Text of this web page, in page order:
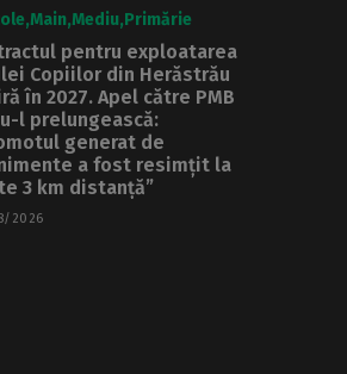
Main Mediu Primărie
pentru exploatarea
Copiilor din Herăstrău
în 2027. Apel către PMB
l prelungească:
generat de
a fost resimțit la
3 km distanță”
2026